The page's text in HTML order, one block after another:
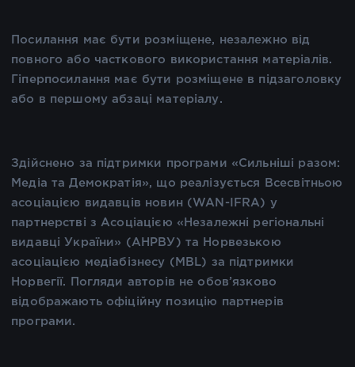
Посилання має бути розміщене, незалежно від
повного або часткового використання матеріалів.
Гіперпосилання має бути розміщене в підзаголовку
або в першому абзаці матеріалу.
Здійснено за підтримки програми «Сильніші разом:
Медіа та Демократія», що реалізується Всесвітньою
асоціацією видавців новин (WAN-IFRA) у
партнерстві з Асоціацією «Незалежні регіональні
видавці України» (АНРВУ) та Норвезькою
асоціацією медіабізнесу (MBL) за підтримки
Норвегії. Погляди авторів не обов’язково
відображають офіційну позицію партнерів
програми.